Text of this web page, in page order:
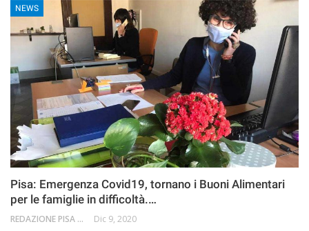
NEWS
Pisa: Emergenza Covid19, tornano i Buoni Alimentari
per le famiglie in difficoltà.…
REDAZIONE PISA 2.0 Dic 9, 2020